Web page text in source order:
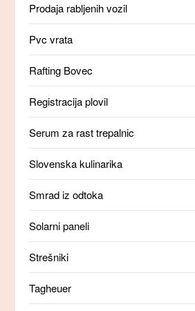
Prodaja rabljenih vozil
Pvc vrata
Rafting Bovec
Registracija plovil
Serum za rast trepalnic
Slovenska kulinarika
Smrad iz odtoka
Solarni paneli
Strešniki
Tagheuer